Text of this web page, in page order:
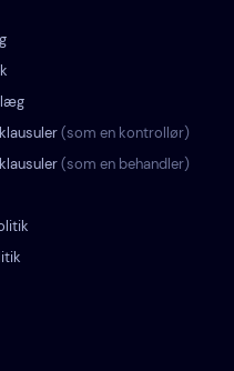
(som en kontrollør)
(som en behandler)